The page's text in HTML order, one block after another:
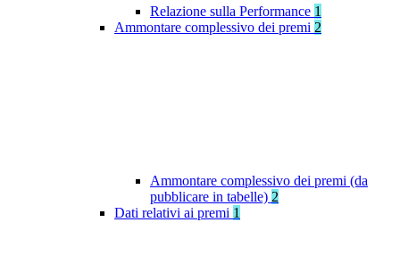
Relazione sulla Performance 1
Ammontare complessivo dei premi 2
Ammontare complessivo dei premi (da
pubblicare in tabelle) 2
Dati relativi ai premi 1